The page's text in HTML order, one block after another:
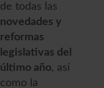
de todas las
novedades y
reformas
legislativas del
último año, así
como la